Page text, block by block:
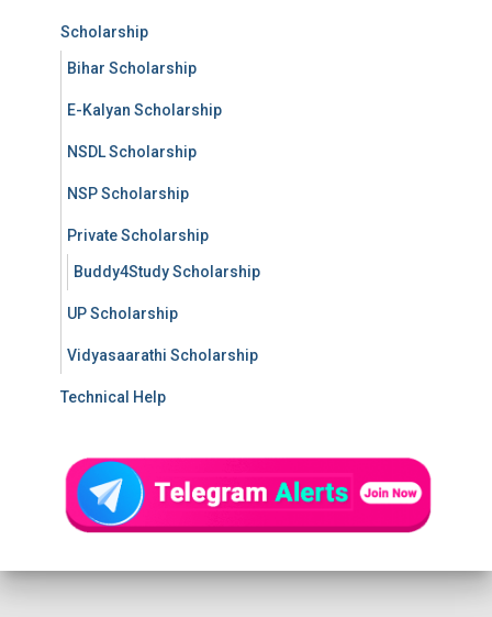
Scholarship
Bihar Scholarship
E-Kalyan Scholarship
NSDL Scholarship
NSP Scholarship
Private Scholarship
Buddy4Study Scholarship
UP Scholarship
Vidyasaarathi Scholarship
Technical Help